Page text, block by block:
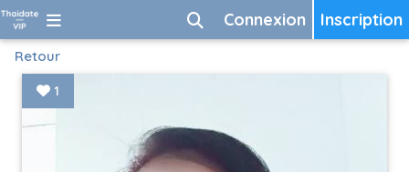
Inscription
Connexion
Retour
1